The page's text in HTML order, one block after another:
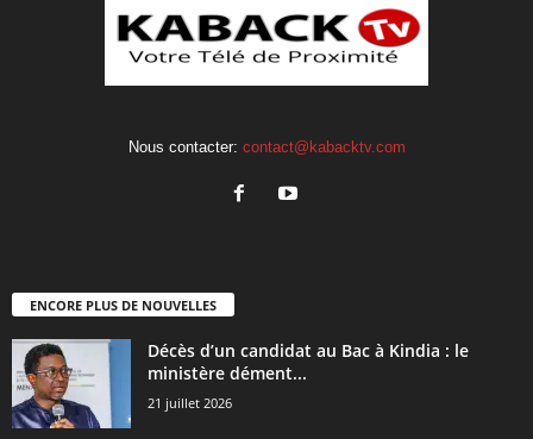
Nous contacter: contact@kabacktv.com
ENCORE PLUS DE NOUVELLES
Décès d’un candidat au Bac à Kindia : le
ministère dément...
21 juillet 2026